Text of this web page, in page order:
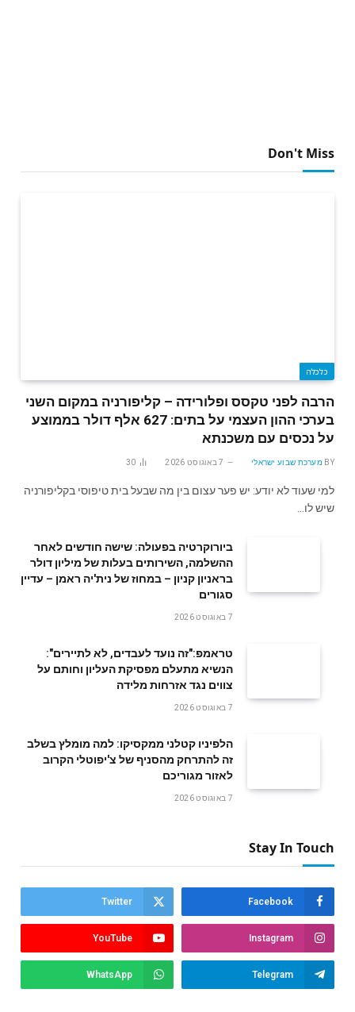
Don't Miss
כלכלה
הרבה לפני טקסס ופלורידה – קליפורניה במקום השני
בערכי ההון העצמי על בתים: 627 אלף דולר בממוצע
על נכסים עם משכנתא
BY מערכת שבוע ישראלי 7 באוגוסט 2026 30
למי שעוד לא יודע: יש פער עצום בין מה שבעל בית טיפוסי בקליפורניה
שיש לו…
ביורוקרטיה בפעולה: שישה חודשים לאחר
ההשלמה, השירותים בעלות של מיליון דולר
בראניון קניון – במחוז של נית'יה ראמן – עדיין
סגורים
7 באוגוסט 2026
טראמפ:"זה נועד לעבדים, לא לתיירים":
הנשיא מתעלם מפסיקת העליון וחותם על
צווים נגד אזרחות מלידה
7 באוגוסט 2026
הלפיניו קטלני ממקסיקו: למה מומלץ בשלב
זה להתרחק מהסניף של צ'יפוטלי הקרוב
לאזור מגוריכם
7 באוגוסט 2026
Stay In Touch
Facebook
Twitter
Instagram
YouTube
Telegram
WhatsApp